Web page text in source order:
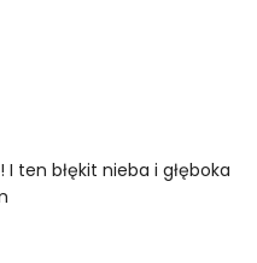
ten błękit nieba i głęboka